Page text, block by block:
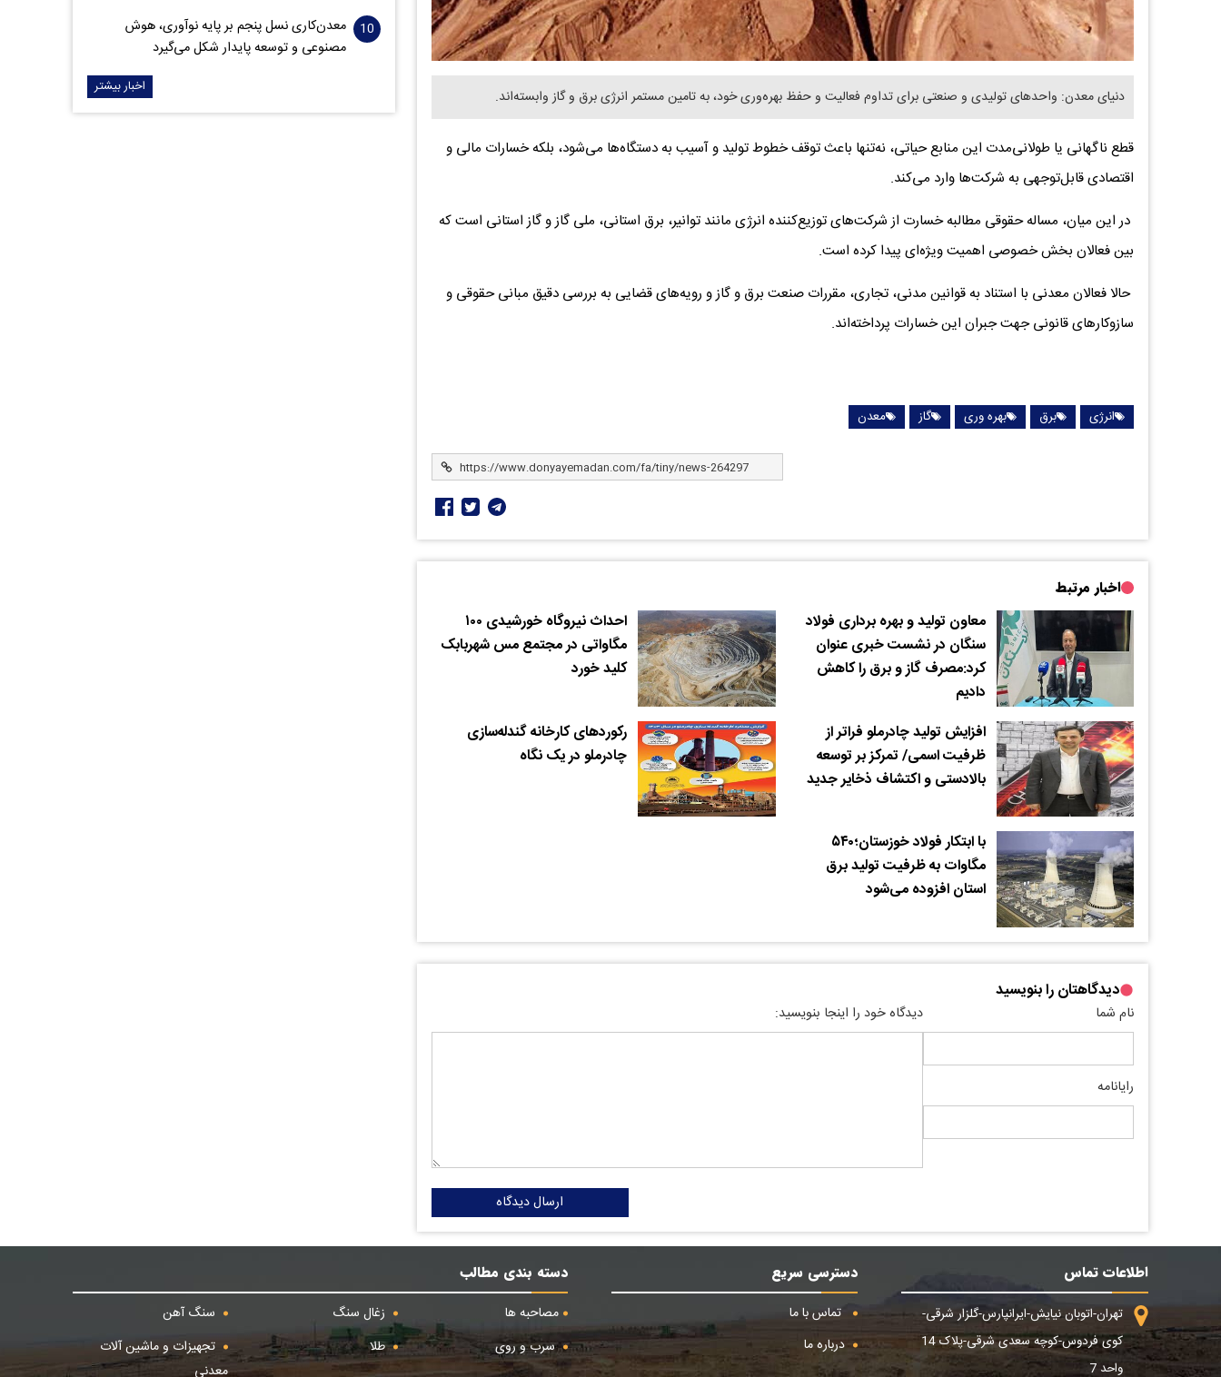
دنیای معدن: واحدهای تولیدی و صنعتی برای تداوم فعالیت و حفظ بهره‌وری خود، به تامین مستمر انرژی برق و گاز وابسته‌اند.
قطع ناگهانی یا طولانی‌مدت این منابع حیاتی، نه‌تنها باعث توقف خطوط تولید و آسیب به دستگاه‌ها می‌شود، بلکه خسارات مالی و
اقتصادی قابل‌توجهی به شرکت‌ها وارد می‌کند.
در این میان، مساله حقوقی مطالبه خسارت از شرکت‌های توزیع‌کننده انرژی مانند توانیر، برق استانی، ملی گاز و گاز استانی است که
بین فعالان بخش خصوصی اهمیت ویژه‌ای پیدا کرده است.
حالا فعالان معدنی با استناد به قوانین مدنی، تجاری، مقررات صنعت برق و گاز و رویه‌های قضایی به بررسی دقیق مبانی حقوقی و
سازوکارهای قانونی جهت جبران این خسارات پرداخته‌اند.
انرژی برق بهره وری گاز معدن
اخبار مرتبط
معاون تولید و بهره برداری فولاد
سنگان در نشست خبری عنوان
کرد:مصرف گاز و برق را کاهش
دادیم
احداث نیروگاه خورشیدی ۱۰۰
مگاواتی در مجتمع مس شهربابک
کلید خورد
افزایش تولید چادرملو فراتر از
ظرفیت اسمی/ تمرکز بر توسعه
بالادستی و اکتشاف ذخایر جدید
رکوردهای کارخانه گندله‌سازی
چادرملو در یک نگاه
با ابتکار فولاد خوزستان؛۵۴۰
مگاوات به ظرفیت تولید برق
استان افزوده می‌شود
دیدگاهتان را بنویسید
نام شما
رایانامه
دیدگاه خود را اینجا بنویسید:
ارسال دیدگاه
معدن‌کاری نسل پنجم بر پایه نوآوری، هوش
مصنوعی و توسعه پایدار شکل می‌گیرد
اخبار بیشتر
اطلاعات تماس
تهران-اتوبان نیایش-ایرانپارس-گلزار شرقی-
کوی فردوس-کوچه سعدی شرقی-پلاک 14
واحد 7
دسترسی سریع
تماس با ما
درباره ما
دسته بندی مطالب
مصاحبه ها
زغال سنگ
سنگ آهن
سرب و روی
طلا
تجهیزات و ماشین آلات
معدنی